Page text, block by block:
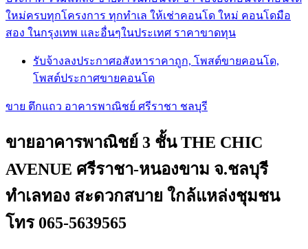
ใหม่ครบทุกโครงการ ทุกทำเล ให้เช่าคอนโด ใหม่ คอนโดมือ
สอง ในกรุงเทพ และอื่นๆในประเทศ ราคาขาดทุน
รับจ้างลงประกาศอสังหาราคาถูก, โพสต์ขายคอนโด,
โพสต์ประกาศขายคอนโด
ขาย ตึกแถว อาคารพาณิชย์ ศรีราชา ชลบุรี
ขายอาคารพาณิชย์ 3 ชั้น THE CHIC
AVENUE ศรีราชา-หนองขาม จ.ชลบุรี
ทำเลทอง สะดวกสบาย ใกล้แหล่งชุมชน
โทร 065-5639565